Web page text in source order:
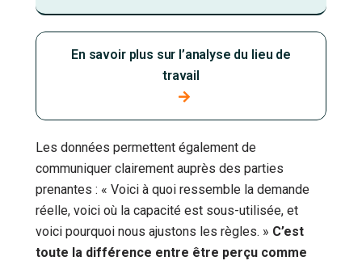
En savoir plus sur l’analyse du lieu de
travail
Les données permettent également de
communiquer clairement auprès des parties
prenantes : « Voici à quoi ressemble la demande
réelle, voici où la capacité est sous-utilisée, et
voici pourquoi nous ajustons les règles. » C’est
toute la différence entre être perçu comme